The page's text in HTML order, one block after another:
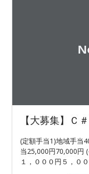
【大募集】Ｃ
(定額手当1)地域手当
当25,000円70,000円
１，０００円５，０